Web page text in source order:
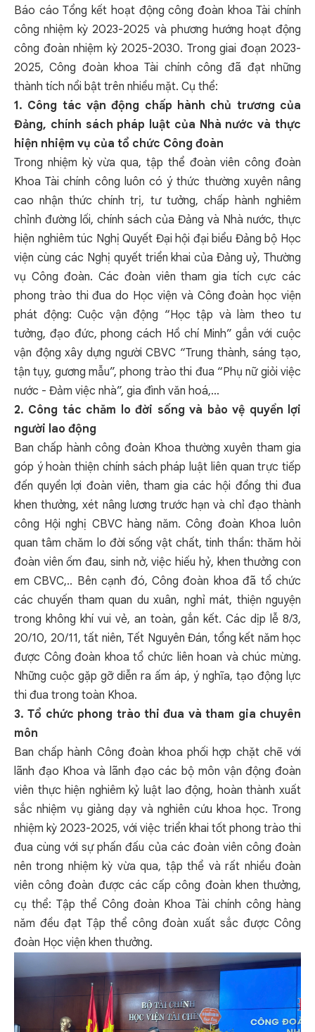
Báo cáo Tổng kết hoạt động công đoàn khoa Tài chính
công nhiệm kỳ 2023-2025 và phương hướng hoạt động
công đoàn nhiệm kỳ 2025-2030. Trong giai đoạn 2023-
2025, Công đoàn khoa Tài chính công đã đạt những
thành tích nổi bật trên nhiều mặt. Cụ thể:
1. Công tác vận động chấp hành chủ trương của
Đảng, chính sách pháp luật của Nhà nước và thực
hiện nhiệm vụ của tổ chức Công đoàn
Trong nhiệm kỳ vừa qua, tập thể đoàn viên công đoàn
Khoa Tài chính công luôn có ý thức thường xuyên nâng
cao nhận thức chính trị, tư tưởng, chấp hành nghiêm
chỉnh đường lối, chính sách của Đảng và Nhà nước, thực
hiện nghiêm túc Nghị Quyết Đại hội đại biểu Đảng bộ Học
viện cùng các Nghị quyết triển khai của Đảng uỷ, Thường
vụ Công đoàn. Các đoàn viên tham gia tích cực các
phong trào thi đua do Học viện và Công đoàn học viện
phát động: Cuộc vận động “Học tập và làm theo tư
tưởng, đạo đức, phong cách Hồ chí Minh” gắn với cuộc
vận động xây dựng người CBVC “Trung thành, sáng tạo,
tận tụy, gương mẫu”, phong trào thi đua “Phụ nữ giỏi việc
nước - Đảm việc nhà”, gia đình văn hoá,...
2. Công tác chăm lo đời sống và bảo vệ quyền lợi
người lao động
Ban chấp hành công đoàn Khoa thường xuyên tham gia
góp ý hoàn thiện chính sách pháp luật liên quan trực tiếp
đến quyền lợi đoàn viên, tham gia các hội đồng thi đua
khen thưởng, xét nâng lương trước hạn và chỉ đạo thành
công Hội nghị CBVC hàng năm. Công đoàn Khoa luôn
quan tâm chăm lo đời sống vật chất, tinh thần: thăm hỏi
đoàn viên ốm đau, sinh nở, việc hiếu hỷ, khen thưởng con
em CBVC,.. Bên cạnh đó, Công đoàn khoa đã tổ chức
các chuyến tham quan du xuân, nghỉ mát, thiện nguyện
trong không khí vui vẻ, an toàn, gắn kết. Các dịp lễ 8/3,
20/10, 20/11, tất niên, Tết Nguyên Đán, tổng kết năm học
được Công đoàn khoa tổ chức liên hoan và chúc mừng.
Những cuộc gặp gỡ diễn ra ấm áp, ý nghĩa, tạo động lực
thi đua trong toàn Khoa.
3. Tổ chức phong trào thi đua và tham gia chuyên
môn
Ban chấp hành Công đoàn khoa phối hợp chặt chẽ với
lãnh đạo Khoa và lãnh đạo các bộ môn vận động đoàn
viên thực hiện nghiêm kỷ luật lao động, hoàn thành xuất
sắc nhiệm vụ giảng dạy và nghiên cứu khoa học. Trong
nhiệm kỳ 2023-2025, với việc triển khai tốt phong trào thi
đua cùng với sự phấn đấu của các đoàn viên công đoàn
nên trong nhiệm kỳ vừa qua, tập thể và rất nhiều đoàn
viên công đoàn được các cấp công đoàn khen thưởng,
cụ thể: Tập thể Công đoàn Khoa Tài chính công hàng
năm đều đạt Tập thể công đoàn xuất sắc được Công
đoàn Học viện khen thưởng.